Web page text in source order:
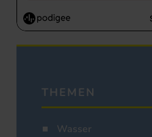
THEMEN
Wasser